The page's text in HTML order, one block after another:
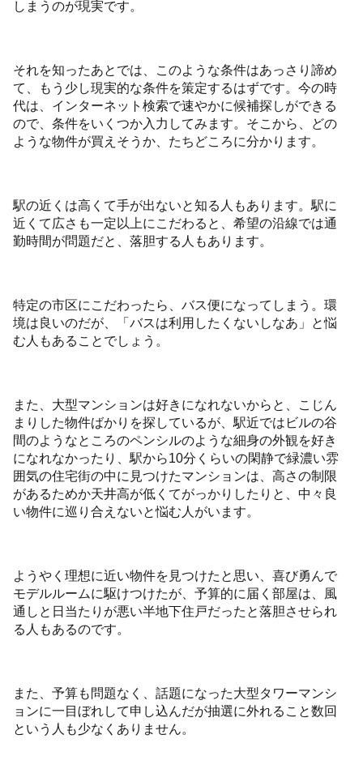
しまうのが現実です。
それを知ったあとでは、このような条件はあっさり諦め
て、もう少し現実的な条件を策定するはずです。今の時
代は、インターネット検索で速やかに候補探しができる
ので、条件をいくつか入力してみます。そこから、どの
ような物件が買えそうか、たちどころに分かります。
駅の近くは高くて手が出ないと知る人もあります。駅に
近くて広さも一定以上にこだわると、希望の沿線では通
勤時間が問題だと、落胆する人もあります。
特定の市区にこだわったら、バス便になってしまう。環
境は良いのだが、「バスは利用したくないしなあ」と悩
む人もあることでしょう。
また、大型マンションは好きになれないからと、こじん
まりした物件ばかりを探しているが、駅近ではビルの谷
間のようなところのペンシルのような細身の外観を好き
になれなかったり、駅から10分くらいの閑静で緑濃い雰
囲気の住宅街の中に見つけたマンションは、高さの制限
があるためか天井高が低くてがっかりしたりと、中々良
い物件に巡り合えないと悩む人がいます。
ようやく理想に近い物件を見つけたと思い、喜び勇んで
モデルルームに駆けつけたが、予算的に届く部屋は、風
通しと日当たりが悪い半地下住戸だったと落胆させられ
る人もあるのです。
また、予算も問題なく、話題になった大型タワーマンシ
ョンに一目ぼれして申し込んだが抽選に外れること数回
という人も少なくありません。